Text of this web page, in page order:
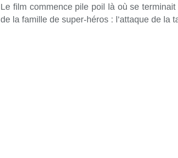
Le film commence pile poil là où se
de la famille de super-héros : l’attaque de la